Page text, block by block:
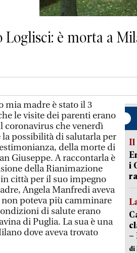
è morta a
mia madre è stato il 3
le visite dei parenti erano
coronavirus che venerdì
la possibilità di salutarla per
della morte di
Giuseppe. A raccontarla è
della Rianimazione
città per il suo impegno
Angela Manfredi aveva
non poteva più camminare
di salute erano
di Puglia. La sua è una
dove aveva trovato
Il
i
–
di